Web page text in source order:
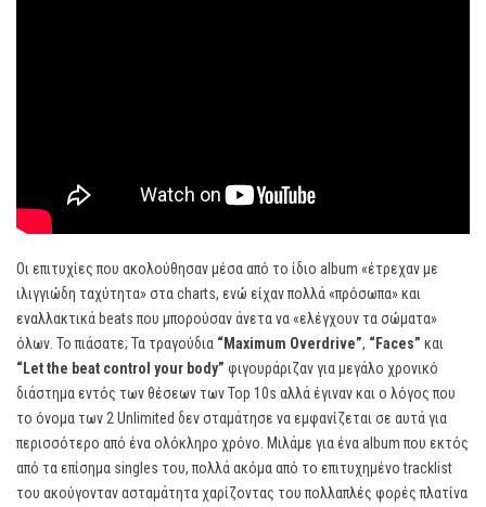
Οι επιτυχίες που ακολούθησαν μέσα από το ίδιο album «έτρεχαν με
ιλιγγιώδη ταχύτητα» στα charts, ενώ είχαν πολλά «πρόσωπα» και
εναλλακτικά beats που μπορούσαν άνετα να «ελέγχουν τα σώματα»
όλων. Το πιάσατε; Τα τραγούδια “Maximum Overdrive”, “Faces” και
“Letthe beat control your body” φιγουράριζαν για μεγάλο χρονικό
διάστημα εντός των θέσεων των Top 10s αλλά έγιναν και ο λόγος που
το όνομα των 2 Unlimited δεν σταμάτησε να εμφανίζεται σε αυτά για
περισσότερο από ένα ολόκληρο χρόνο. Μιλάμε για ένα album που εκτός
από τα επίσημα singles του, πολλά ακόμα από το επιτυχημένο tracklist
του ακούγονταν ασταμάτητα χαρίζοντας του πολλαπλές φορές πλατίνα